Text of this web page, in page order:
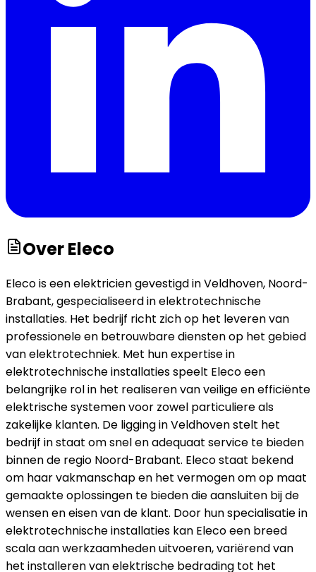
OverEleco
Eleco is een elektricien gevestigd in Veldhoven, Noord-
Brabant, gespecialiseerd in elektrotechnische
installaties. Het bedrijf richt zich op het leveren van
professionele en betrouwbare diensten op het gebied
van elektrotechniek. Met hun expertise in
elektrotechnische installaties speelt Eleco een
belangrijke rol in het realiseren van veilige en efficiënte
elektrische systemen voor zowel particuliere als
zakelijke klanten. De ligging in Veldhoven stelt het
bedrijf in staat om snel en adequaat service te bieden
binnen de regio Noord-Brabant. Eleco staat bekend
om haar vakmanschap en het vermogen om op maat
gemaakte oplossingen te bieden die aansluiten bij de
wensen en eisen van de klant. Door hun specialisatie in
elektrotechnische installaties kan Eleco een breed
scala aan werkzaamheden uitvoeren, variërend van
het installeren van elektrische bedrading tot het